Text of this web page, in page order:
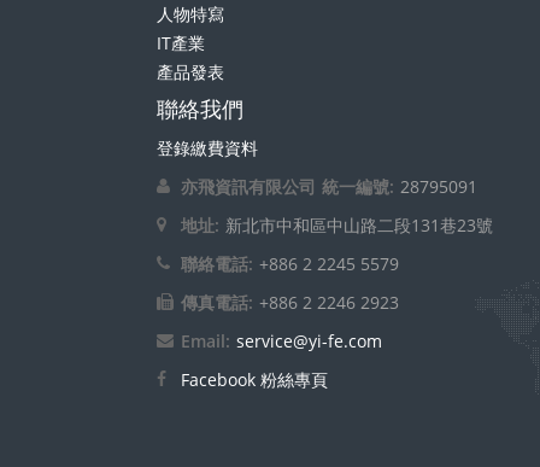
人物特寫
IT產業
產品發表
聯絡我們
登錄繳費資料
亦飛資訊有限公司 統一編號: 28795091
地址: 新北市中和區中山路二段131巷23號
聯絡電話: +886 2 2245 5579
傳真電話: +886 2 2246 2923
Email: service@yi-fe.com
Facebook 粉絲專頁